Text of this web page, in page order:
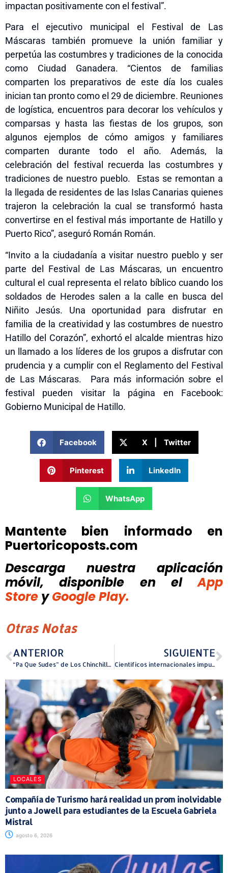
impactan positivamente con el festival”.
Para el ejecutivo municipal el Festival de Las
Máscaras también promueve la unión familiar y
perpetúa las costumbres y tradiciones de la conocida
como Ciudad Ganadera. “Cientos de familias
comparten los preparativos de este día los cuales
inician tan pronto como el 29 de diciembre. Reuniones
de logística, encuentros para decorar los vehículos y
comparsas y hasta las fiestas de los grupos, son
algunos ejemplos de cómo amigos y familiares
comparten durante todo el año. Además, la
celebración del festival recuerda las costumbres y
tradiciones de nuestro pueblo. Estas se remontan a
la llegada de residentes de las Islas Canarias quienes
trajeron la celebración la cual se transformó hasta
convertirse en el festival más importante de Hatillo y
Puerto Rico”, aseguró Román Román.
“Invito a la ciudadanía a visitar nuestro pueblo y ser
parte del Festival de Las Máscaras, un encuentro
cultural el cual representa el relato bíblico cuando los
soldados de Herodes salen a la calle en busca del
Niñito Jesús. Una oportunidad para disfrutar en
familia de la creatividad y las costumbres de nuestro
Hatillo del Corazón”, exhortó el alcalde mientras hizo
un llamado a los líderes de los grupos a disfrutar con
prudencia y a cumplir con el Reglamento del Festival
de Las Máscaras. Para más información sobre el
festival pueden visitar la página en Facebook:
Gobierno Municipal de Hatillo.
Facebook X | Twitter
Pinterest LinkedIn
WhatsApp
Mantente bien informado en
Puertoricoposts.com
Descarga nuestra aplicación
móvil, disponible
en el
App
Store y Google Play.
Otras Notas
ANTERIOR
“Pa Que Sudes” de Los Chinchillos del Caribe ingresa al prestigioso “Los 40 Chile”
SIGUIENTE
Científicos internacionales impulsan protección de los derechos de la naturaleza en Puerto Rico y el Caribe
LOCALES
Compañía de Turismo hará realidad un prom inolvidable
junto a Jowell para estudiantes de la Escuela Gabriela
Mistral
agosto 6, 2026